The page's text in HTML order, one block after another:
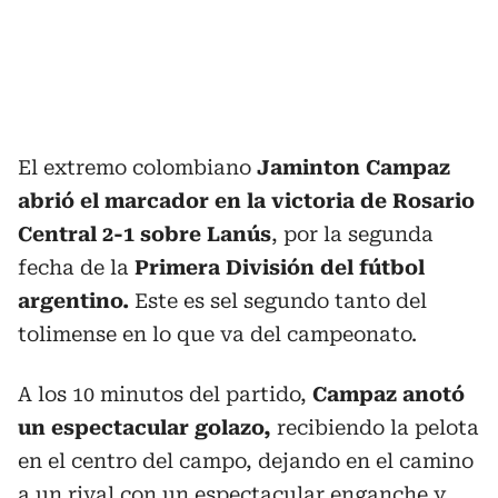
El extremo colombiano Jaminton Campaz
abrió el marcador en la victoria de Rosario
Central 2-1 sobre Lanús, por la segunda
fecha de la Primera División del fútbol
argentino. Este es sel segundo tanto del
tolimense en lo que va del campeonato.
A los 10 minutos del partido, Campaz anotó
un espectacular golazo, recibiendo la pelota
en el centro del campo, dejando en el camino